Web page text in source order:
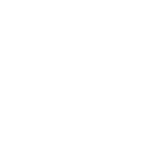
。
室」
：
」 专注于互联网热门新技
括架构设计、机器学习与数
、Web前后端开发等，欢
经验。